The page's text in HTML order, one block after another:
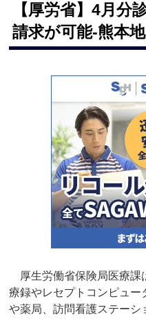
【厚労省】4月分
請求が可能‐熊本
厚生労働省保険局医療課
療録やレセプトコンピュー
や薬局、訪問看護ステーシ